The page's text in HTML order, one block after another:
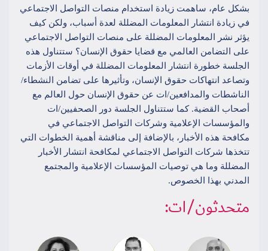
بشكل عام، ساهمت زيادة استخدام منصات التواصل الاجتماعي
في زيادة انتشار المعلومات المضللة لعدة أسباب، ولكن كيف
يؤثر نشر المعلومات المضللة على منصات التواصل الاجتماعي
على التضامن العالمي مع قضايا حقوق الإنسان؟ ستتناول هذه
الجلسة خطورة انتشار المعلومات المضللة في أوقات الأزمات
وتصاعد انتهاكات حقوق الإنسان، وتأثيرها على تضامن النشطاء/
الناشطات والمدافعين/ات عن حقوق الإنسان حول العالم مع
أصحاب القضية. كما ستتناول الجلسة دور الصحفيين/ات
والمؤسسات الإعلامية وشركات التواصل الاجتماعي في
مكافحة هذه الأخبار، بالإضافة إلى مناقشة أهمية الخطوات التي
تتخذها شركات التواصل الاجتماعي لمكافحة انتشار الأخبار
المضللة وما هي توصيات المؤسسات الإعلامية والمجتمع
المدني بهذا الخصوص.
متحدثون/ات: